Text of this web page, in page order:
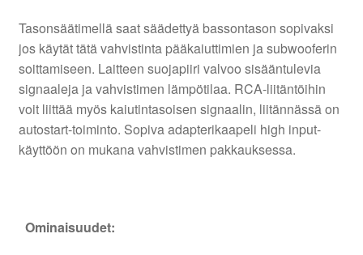
Tasonsäätimellä saat säädettyä bassontason sopivaksi
jos käytät tätä vahvistinta pääkaiuttimien ja subwooferin
soittamiseen. Laitteen suojapiiri valvoo sisääntulevia
signaaleja ja vahvistimen lämpötilaa. RCA-liitäntöihin
voit liittää myös kaiutintasoisen signaalin, liitännässä on
autostart-toiminto. Sopiva adapterikaapeli high input-
käyttöön on mukana vahvistimen pakkauksessa.
Ominaisuudet: